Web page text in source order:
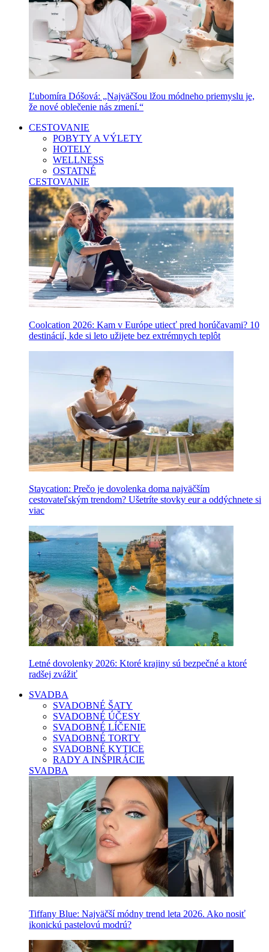
Ľubomíra Dóšová: „Najväčšou lžou módneho priemyslu je,
že nové oblečenie nás zmení.“
CESTOVANIE
POBYTY A VÝLETY
HOTELY
WELLNESS
OSTATNÉ
CESTOVANIE
Coolcation 2026: Kam v Európe utiecť pred horúčavami? 10
destinácií, kde si leto užijete bez extrémnych teplôt
Staycation: Prečo je dovolenka doma najväčším
cestovateľským trendom? Ušetríte stovky eur a oddýchnete si
viac
Letné dovolenky 2026: Ktoré krajiny sú bezpečné a ktoré
radšej zvážiť
SVADBA
SVADOBNÉ ŠATY
SVADOBNÉ ÚČESY
SVADOBNÉ LÍČENIE
SVADOBNÉ TORTY
SVADOBNÉ KYTICE
RADY A INŠPIRÁCIE
SVADBA
Tiffany Blue: Najväčší módny trend leta 2026. Ako nosiť
ikonickú pastelovú modrú?